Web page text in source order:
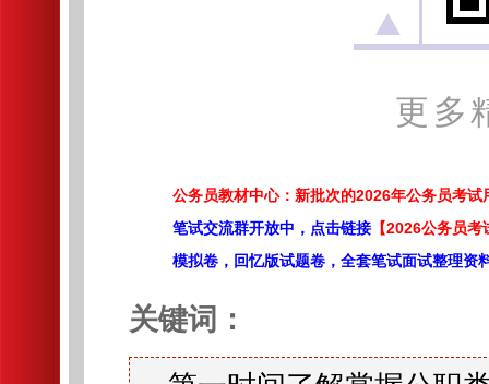
更多
公务员教材中心：新批次的2026年公务员考试
笔试交流群开放中，点击链接 【2026公务员
模拟卷，回忆版试题卷，全套笔试面试整理资
关键词：